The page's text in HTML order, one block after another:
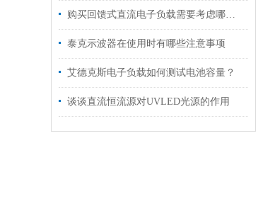
购买回馈式直流电子负载需要考虑哪些要素？
泰克示波器在使用时有哪些注意事项
艾德克斯电子负载如何测试电池容量？
谈谈直流恒流源对UVLED光源的作用